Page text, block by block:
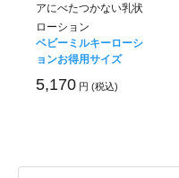
アにべたつかない乳状
ローション
ベビーミルキーローシ
ョンお得用サイズ
5,170 円 (税込)